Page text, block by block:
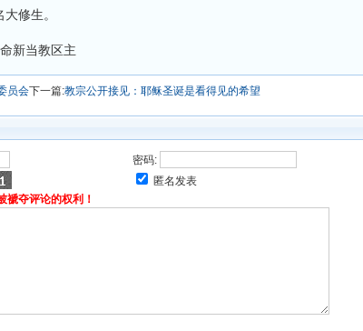
修生。
新当教区主
员会下一篇:教宗公开接见：耶稣圣诞是看得见的希望
密码:
匿名发表
褫夺评论的权利！